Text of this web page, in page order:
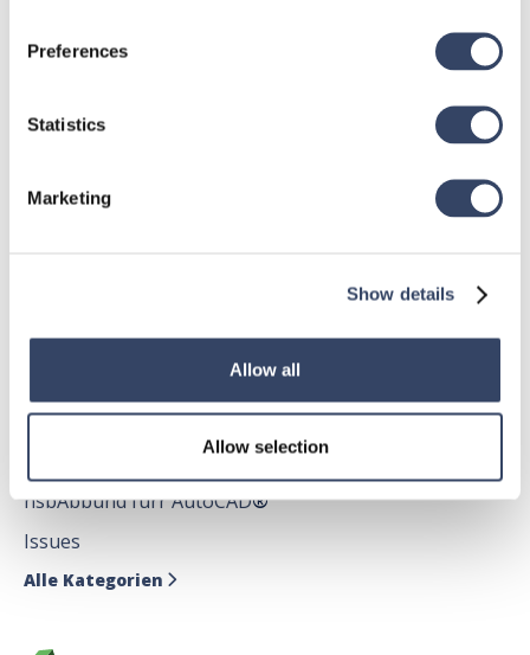
Preferences
Statistics
Marketing
Show details
Allow all
Allow selection
hsbDesign für Revit®
hsbDach
hsbDesign für AutoCAD®
hsbAbbund fürr AutoCAD®
Issues
Alle Kategorien 